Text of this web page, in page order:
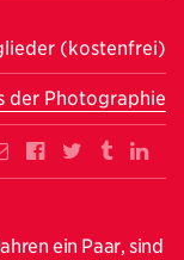
(kostenfrei)
der Photographie
ein Paar, sind